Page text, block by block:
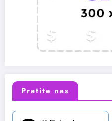
Pratite nas